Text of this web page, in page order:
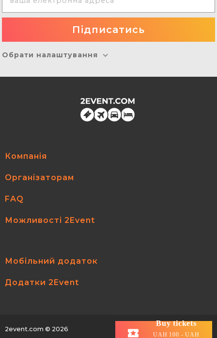
Обрати налаштування
Компанія
Організаторам
FAQ
Можливості 2Event
Мобільний додаток
Додатки 2Event
2event.com © 2026 All rights reserved.
Buy tickets
UAH 100 - UAH